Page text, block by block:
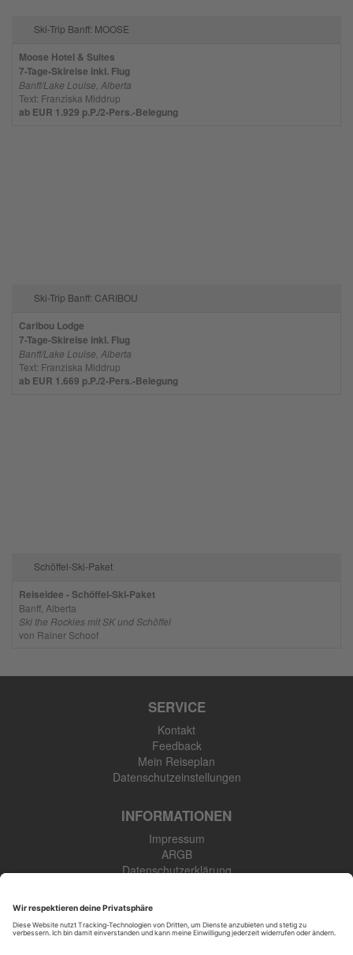
Ski-Trip Banff: MOOSE
Moose Hotel & Suites
7-Tage-Skireise inkl. Flug
Banff/Lake Louise, Alberta
Text: Franziska Middrup
ab EUR 1.929 p.P./2-Pers.-Belegung
Ski-Trip Banff: CARIBOU
Caribou Lodge
7-Tage-Skireise inkl. Flug
Banff/Lake Louise, Alberta
Text: Franziska Middrup
ab EUR 1.669 p.P./2-Pers.-Belegung
Schöffel-Ski-Paket
Reiseidee - Schöffel-Ski-Paket
Banff, Alberta
Ski the Rockies mit SK und Schöffel
von Rainer Schoof
SERVICE
Kontakt
Feedback
Mein Reiseplan
Datenschutzeinstellungen
INFORMATIONEN
Impressum
ARGB
Datenschutzerklärung